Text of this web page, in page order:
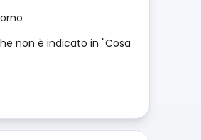
non è indicato in "Cosa